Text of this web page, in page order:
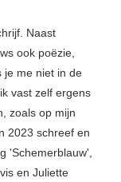
Naast
ook poëzie,
je me niet in de
vast zelf ergens
zoals op mijn
2023 schreef en
'Schemerblauw',
en Juliette